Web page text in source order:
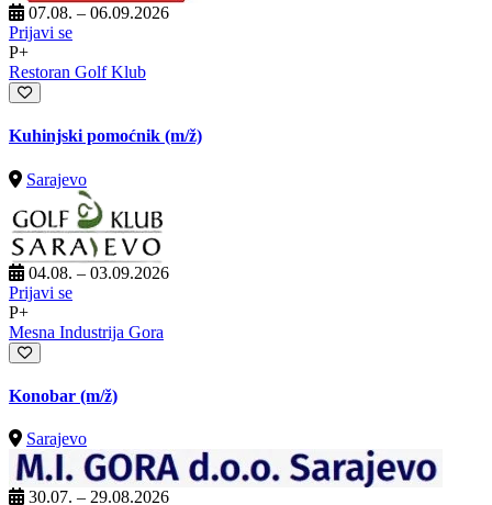
07.08. – 06.09.2026
Prijavi se
P+
Restoran Golf Klub
Kuhinjski pomoćnik (m/ž)
Sarajevo
04.08. – 03.09.2026
Prijavi se
P+
Mesna Industrija Gora
Konobar (m/ž)
Sarajevo
30.07. – 29.08.2026